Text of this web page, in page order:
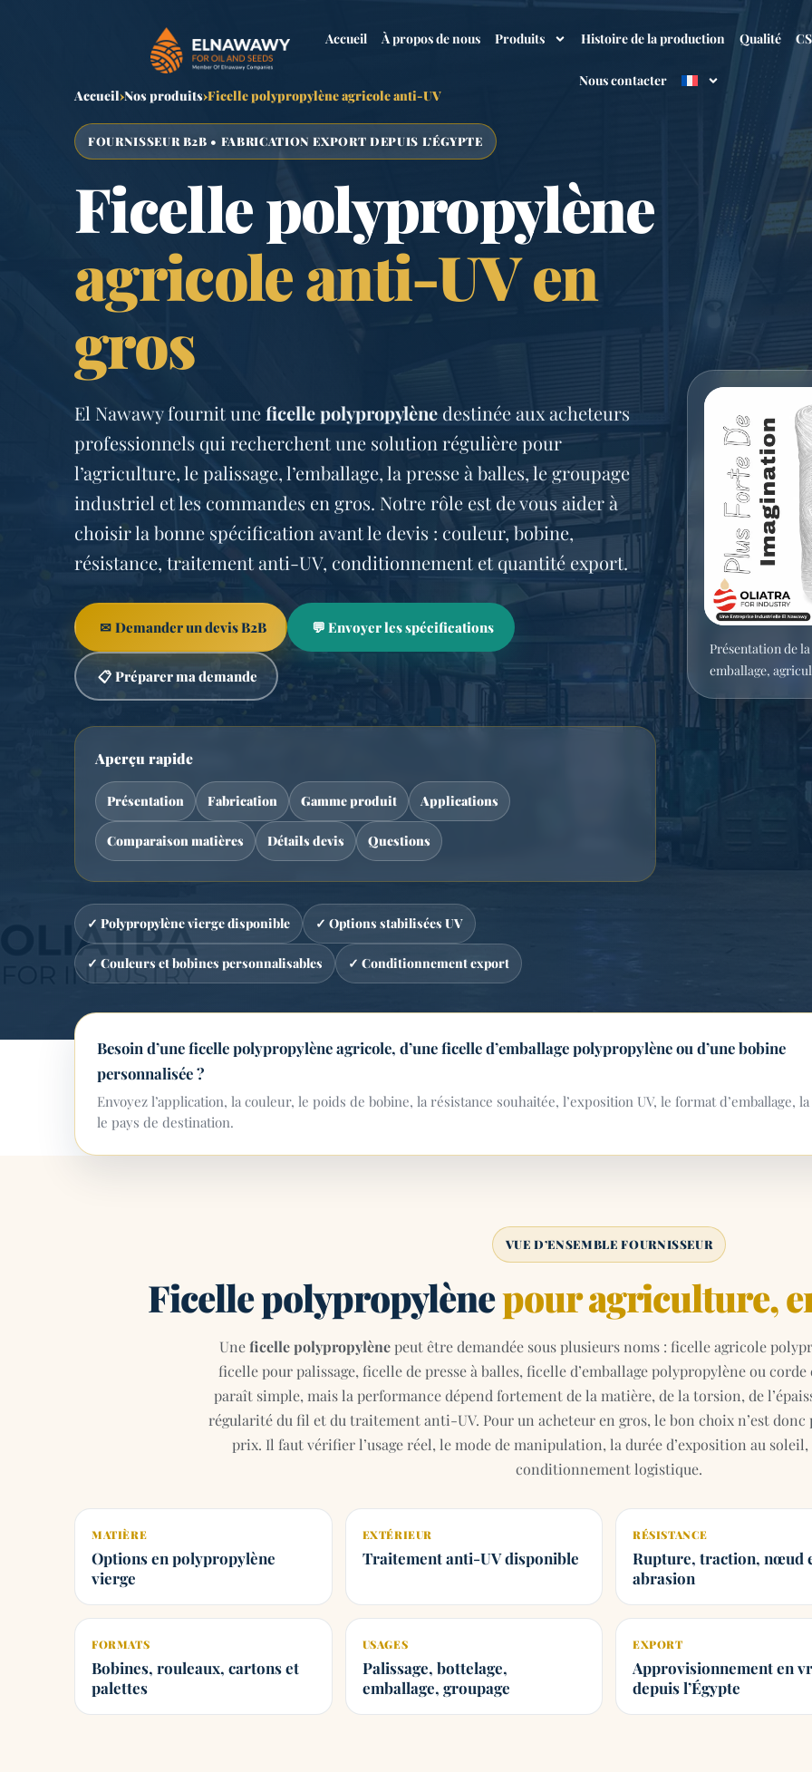
Accueil À propos de nous Produits Histoire de la production Qualité
Nous contacter
Accueil›Nos produits›Ficelle polypropylène agricole anti-UV
FOURNISSEUR B2B • FABRICATION EXPORT DEPUIS L’ÉGYPTE
Ficelle polypropylène
agricole anti-UV en
gros
El Nawawy fournit uneficelle polypropylène destinée aux acheteurs
professionnels qui recherchent une solution régulière pour
l’agriculture, le palissage, l’emballage, la presse à balles, le groupage
industriel et les commandes en gros. Notre rôle est de vous aider à
choisir la bonne spécification avant le devis : couleur, bobine,
résistance, traitement anti-UV, conditionnement et quantité export.
✉ Demander un devis B2B 💬 Envoyer les spécifications
📋 Préparer ma demande
Aperçu rapide
Présentation Fabrication Gamme produit Applications
Comparaison matières Détails devis Questions
✓ Polypropylène vierge disponible ✓ Options stabilisées UV
✓ Couleurs et bobines personnalisables ✓ Conditionnement export
Présentation de
emballage,
Besoin d’une ficelle polypropylène agricole, d’une ficelle d’emballage polypropylène ou d’une bobine
personnalisée ?
Envoyez l’application, la couleur, le poids de bobine, la résistance souhaitée, l’exposition UV, le format d’emballage,
le pays de destination.
VUE D’ENSEMBLE FOURNISSEUR
Ficelle polypropylènepour agriculture,
Uneficelle polypropylènepeut être demandée sous plusieurs noms : ficelle agricole
ficelle pour palissage, ficelle de presse à balles, ficelle d’emballage polypropylène ou
paraît simple, mais la performance dépend fortement de la matière, de la torsion, de
régularité du fil et du traitement anti-UV. Pour un acheteur en gros, le bon choix n’est donc
prix. Il faut vérifier l’usage réel, le mode de manipulation, la durée d’exposition au
conditionnement logistique.
MATIÈRE
Options en polypropylène
vierge
EXTÉRIEUR
Traitement anti-UV disponible
RÉSISTANCE
Rupture, traction, nœud
abrasion
FORMATS
Bobines, rouleaux, cartons et
palettes
USAGES
Palissage, bottelage,
emballage, groupage
EXPORT
Approvisionnement en
depuis l’Égypte